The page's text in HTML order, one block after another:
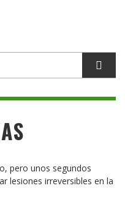
pero unos segundos
lesiones irreversibles en la